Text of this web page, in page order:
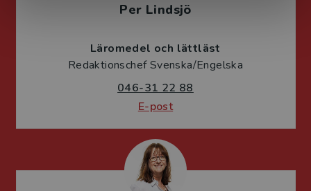
Per Lindsjö
Läromedel och lättläst
Redaktionschef Svenska/Engelska
046-31 22 88
E-post